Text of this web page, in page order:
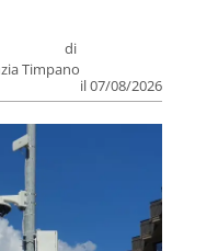
di
Timpano
il 07/08/2026